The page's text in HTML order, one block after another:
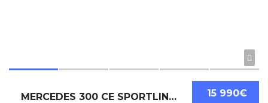
15 990€
MERCEDES 300 CE SPORTLINE 24 SOUPAPES